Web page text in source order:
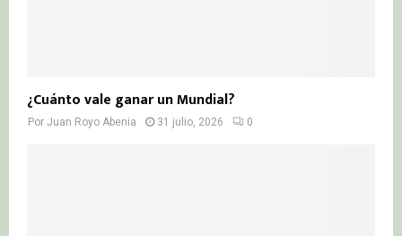
¿Cuánto vale ganar un Mundial?
Por Juan Royo Abenia 31 julio, 2026 0